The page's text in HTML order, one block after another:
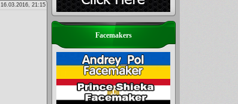
16.03.2016, 21:15
Facemakers